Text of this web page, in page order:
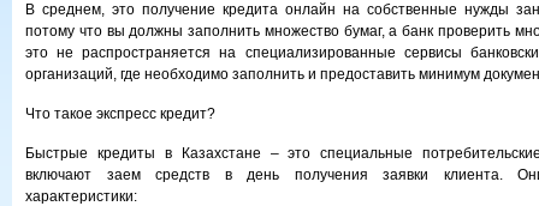
В среднем, это получение кредита онлайн на собственные нужды
потому что вы должны заполнить множество бумаг, а банк проверить
это не распространяется на специализированные сервисы
организаций, где необходимо заполнить и предоставить минимум
Что такое экспресс кредит?
Быстрые кредиты в Казахстане – это специальные
включают заем средств в день получения заявки клиента.
характеристики: